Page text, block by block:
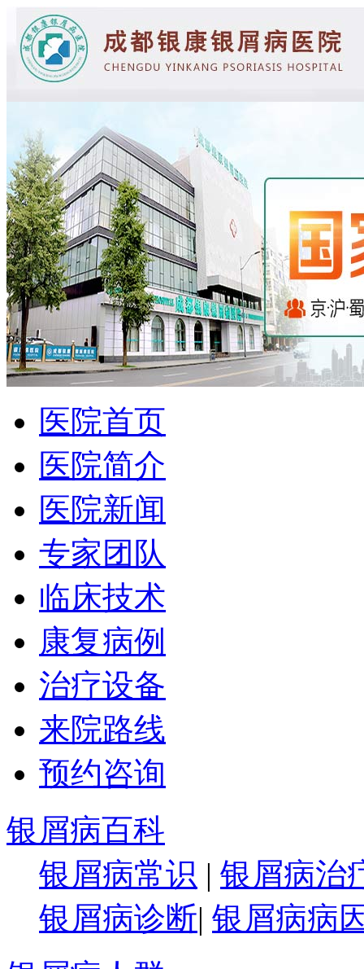
医院首页
医院简介
医院新闻
专家团队
临床技术
康复病例
治疗设备
来院路线
预约咨询
银屑病百科
银屑病常识 | 银屑病治
银屑病诊断| 银屑病病